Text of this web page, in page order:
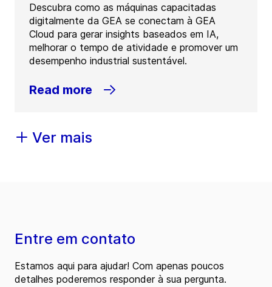
Descubra como as máquinas capacitadas
digitalmente da GEA se conectam à GEA
Cloud para gerar insights baseados em IA,
melhorar o tempo de atividade e promover um
desempenho industrial sustentável.
Read more
Ver mais
Entre em contato
Estamos aqui para ajudar! Com apenas poucos
detalhes poderemos responder à sua pergunta.